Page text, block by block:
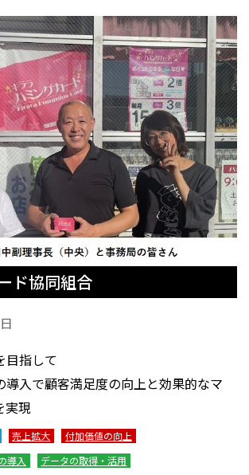
ド協同組合
目指して
導入で顧客満足度の向上と効果的なマ
実現
売上拡大
付加価値の向上
導入
データの取得・活用